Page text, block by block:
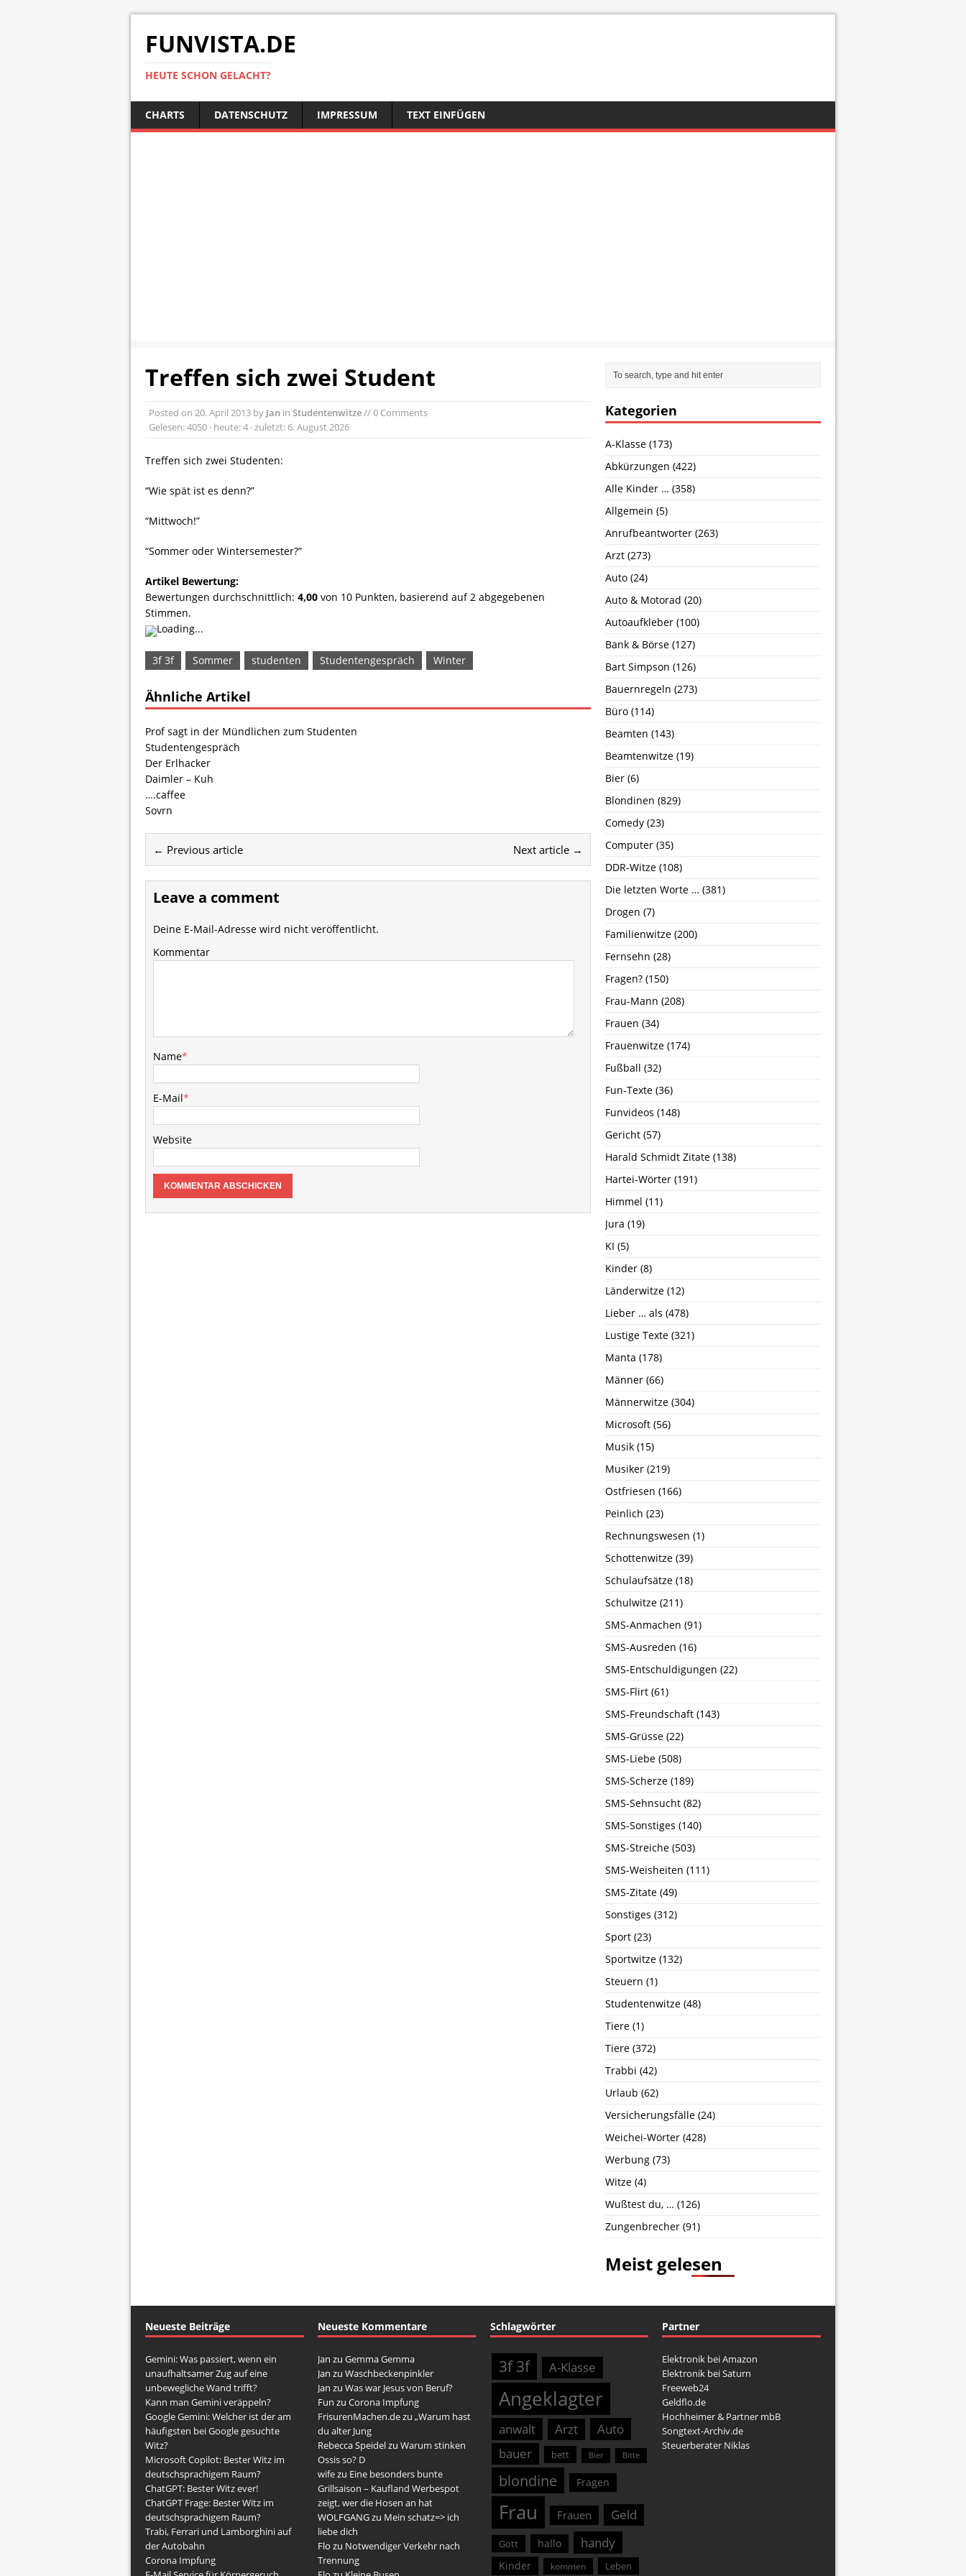
FUNVISTA.DE
HEUTE SCHON GELACHT?
CHARTS DATENSCHUTZ IMPRESSUM TEXT EINFÜGEN
Treffen sich zwei Student
Posted on 20. April 2013 by Jan in Studentenwitze// 0 Comments
Gelesen: 4050 · heute: 4 · zuletzt: 6. August 2026
Treffen sich zwei Studenten:
“Wie spät ist es denn?”
“Mittwoch!”
“Sommer oder Wintersemester?”
Artikel Bewertung:
Bewertungen durchschnittlich: 4,00 von 10 Punkten, basierend auf2 abgegebenen
Stimmen.
Loading...
3f 3f Sommer studenten Studentengespräch Winter
Ähnliche Artikel
Prof sagt in der Mündlichen zum Studenten
Studentengespräch
Der Erlhacker
Daimler – Kuh
….caffee
Sovrn
← Previous article Next article →
Leave a comment
Deine E-Mail-Adresse wird nicht veröffentlicht.
Kommentar
Name*
E-Mail*
Website
Kategorien
A-Klasse (173)
Abkürzungen (422)
Alle Kinder … (358)
Allgemein (5)
Anrufbeantworter (263)
Arzt (273)
Auto (24)
Auto & Motorad (20)
Autoaufkleber (100)
Bank & Börse (127)
Bart Simpson (126)
Bauernregeln (273)
Büro (114)
Beamten (143)
Beamtenwitze (19)
Bier (6)
Blondinen (829)
Comedy (23)
Computer (35)
DDR-Witze (108)
Die letzten Worte … (381)
Drogen (7)
Familienwitze (200)
Fernsehn (28)
Fragen? (150)
Frau-Mann (208)
Frauen (34)
Frauenwitze (174)
Fußball (32)
Fun-Texte (36)
Funvideos (148)
Gericht (57)
Harald Schmidt Zitate (138)
Hartei-Wörter (191)
Himmel (11)
Jura (19)
KI (5)
Kinder (8)
Länderwitze (12)
Lieber … als (478)
Lustige Texte (321)
Manta (178)
Männer (66)
Männerwitze (304)
Microsoft (56)
Musik (15)
Musiker (219)
Ostfriesen (166)
Peinlich (23)
Rechnungswesen (1)
Schottenwitze (39)
Schulaufsätze (18)
Schulwitze (211)
SMS-Anmachen (91)
SMS-Ausreden (16)
SMS-Entschuldigungen (22)
SMS-Flirt (61)
SMS-Freundschaft (143)
SMS-Grüsse (22)
SMS-Liebe (508)
SMS-Scherze (189)
SMS-Sehnsucht (82)
SMS-Sonstiges (140)
SMS-Streiche (503)
SMS-Weisheiten (111)
SMS-Zitate (49)
Sonstiges (312)
Sport (23)
Sportwitze (132)
Steuern (1)
Studentenwitze (48)
Tiere (1)
Tiere (372)
Trabbi (42)
Urlaub (62)
Versicherungsfälle (24)
Weichei-Wörter (428)
Werbung (73)
Witze (4)
Wußtest du, … (126)
Zungenbrecher (91)
Meist gelesen
Neueste Beiträge
Gemini: Was passiert, wenn ein
unaufhaltsamer Zug auf eine
unbewegliche Wand trifft?
Kann man Gemini veräppeln?
Google Gemini: Welcher ist der am
häufigsten bei Google gesuchte
Witz?
Microsoft Copilot: Bester Witz im
deutschsprachigem Raum?
ChatGPT: Bester Witz ever!
ChatGPT Frage: Bester Witz im
deutschsprachigem Raum?
Trabi, Ferrari und Lamborghini auf
der Autobahn
Corona Impfung
Neueste Kommentare
Jan zu Gemma Gemma
Jan zu Waschbeckenpinkler
Jan zu Was war Jesus von Beruf?
Fun zu Corona Impfung
FrisurenMachen.dezu „Warum hast
du alter Jung
Rebecca Speidelzu Warum stinken
Ossis so? D
wifezu Eine besonders bunte
Grillsaison – Kaufland Werbespot
zeigt, wer die Hosen an hat
WOLFGANGzu Mein schatz=> ich
liebe dich
Flo zu Notwendiger Verkehr nach
Trennung
Schlagwörter
3f 3f A-Klasse
Angeklagter
anwalt Arzt
Auto
bauer
bett Bier Bitte
blondine Fragen
Frau Frauen Geld
Gott hallo handy
Kinder kommen Leben
Partner
Elektronik bei Amazon
Elektronik bei Saturn
Freeweb24
Geldflo.de
Hochheimer & Partner mbB
Songtext-Archiv.de
Steuerberater Niklas